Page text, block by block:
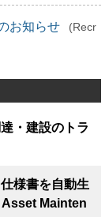
お知らせ
(Recr
・建設のトラ
様書を自動生
Asset Mainten